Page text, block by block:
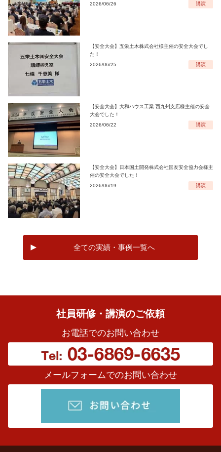
2026/06/26
講演
【安全大会】五栄土木株式会社様主催の安全大会でし
た！
2026/06/25
講演
【安全大会】大和ハウス工業 西九州支店様主催の安全
大会でした！
2026/06/22
講演
【安全大会】日本国土開発株式会社国友安全協力会様主
催の安全大会でした！
2026/06/19
講演
全ての実績・事例一覧へ
社員研修・講演のご依頼
お電話でのお問い合わせ
メールフォームでのお問い合わせ